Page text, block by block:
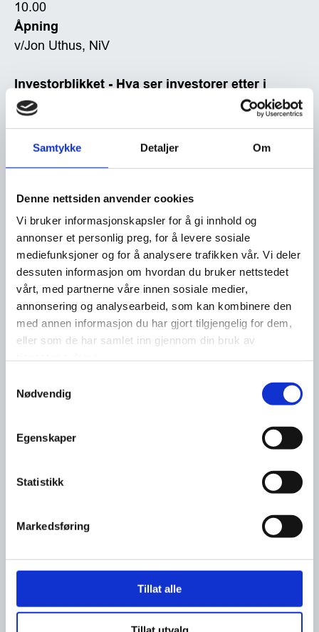
Samtykke Detaljer Om
Denne nettsiden anvender cookies
Vi bruker informasjonskapsler for å gi innhold og
annonser et personlig preg, for å levere sosiale
mediefunksjoner og for å analysere trafikken vår. Vi deler
dessuten informasjon om hvordan du bruker nettstedet
vårt, med partnerne våre innen sosiale medier,
annonsering og analysearbeid, som kan kombinere den
med annen informasjon du har gjort tilgjengelig for dem,
eller som de har samlet inn gjennom din bruk av
Nødvendig
Egenskaper
Statistikk
Markedsføring
Tillat alle